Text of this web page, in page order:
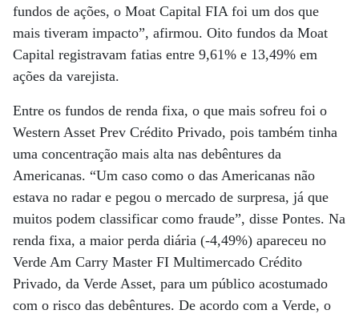
fundos de ações, o Moat Capital FIA foi um dos que
mais tiveram impacto”, afirmou. Oito fundos da Moat
Capital registravam fatias entre 9,61% e 13,49% em
ações da varejista.
Entre os fundos de renda fixa, o que mais sofreu foi o
Western Asset Prev Crédito Privado, pois também tinha
uma concentração mais alta nas debêntures da
Americanas. “Um caso como o das Americanas não
estava no radar e pegou o mercado de surpresa, já que
muitos podem classificar como fraude”, disse Pontes. Na
renda fixa, a maior perda diária (-4,49%) apareceu no
Verde Am Carry Master FI Multimercado Crédito
Privado, da Verde Asset, para um público acostumado
com o risco das debêntures. De acordo com a Verde, o